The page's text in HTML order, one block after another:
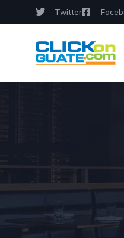
Twitter